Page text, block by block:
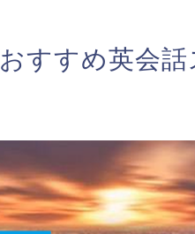
すすめ英会話